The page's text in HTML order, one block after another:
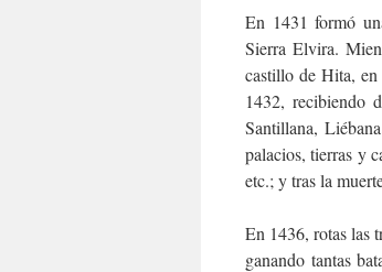
En 1431 formó
Sierra Elvira.
castillo de Hita,
1432, recibiendo
Santillana,
palacios, tierras y
etc.; y tras la
En 1436, rotas las
ganando tantas